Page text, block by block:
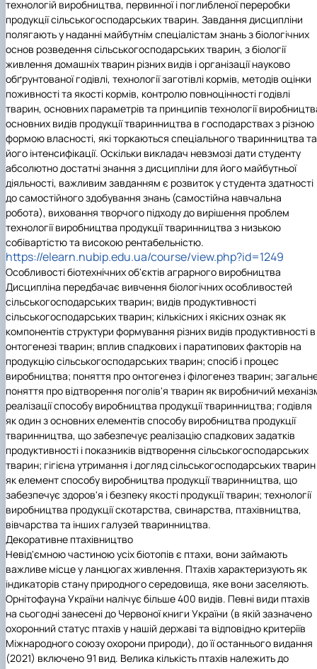
технологій виробництва, первинної і поглибленої переробки
продукції сільськогосподарських тварин. Завдання дисципліни
полягають у наданні майбутнім спеціалістам знань з біологічних
основ розведення сільськогосподарських тварин, з біології
живлення домашніх тварин різних видів і організації науково
обґрунтованої годівлі, технології заготівлі кормів, методів оцінки
поживності та якості кормів, контролю повноцінності годівлі
тварин, основних параметрів та принципів технології
основних видів продукції тваринництва в господарствах з різною
формою власності, які торкаються спеціального тваринництва та
його інтенсифікації. Оскільки викладач невзмозі дати студенту
абсолютно достатні знання з дисципліни для його майбутньої
діяльності, важливим завданням є розвиток у студента здатності
до самостійного здобування знань (самостійна навчальна
робота), виховання творчого підходу до вирішення проблем
технології виробництва продукції тваринництва з низькою
собівартістю та високою рентабельністю.
https://elearn.nubip.edu.ua/course/view.php?id=1249
Особливості біотехнічних об'єктів аграрного виробництва
Дисципліна передбачає вивчення біологічних особливостей
сільськогосподарських тварин; видів продуктивності
сільськогосподарських тварин; кількісних і якісних ознак як
компонентів структури формування різних видів продуктивності в
онтогенезі тварин; вплив спадкових і паратипових факторів на
продукцію сільськогосподарських тварин; спосіб і процес
виробництва; поняття про онтогенез і філогенез тварин;
поняття про відтворення поголів'я тварин як виробничий
реалізації способу виробництва продукції тваринництва; годівля
як один з основних елементів способу виробництва продукції
тваринництва, що забезпечує реалізацію спадкових задатків
продуктивності і показників відтворення сільськогосподарських
тварин; гігієна утримання і догляд сільськогосподарських тварин
як елемент способу виробництва продукції тваринництва, що
забезпечує здоров'я і безпеку якості продукції тварин; технології
виробництва продукції скотарства, свинарства, птахівництва,
вівчарства та інших галузей тваринництва.
Декоративне птахівництво
Невід'ємною частиною усіх біотопів є птахи, вони займають
важливе місце у ланцюгах живлення. Птахів характеризують як
індикаторів стану природного середовища, яке вони заселяють.
Орнітофауна України налічує більше 400 видів. Певні види птахів
на сьогодні занесені до Червоної книги України (в якій зазначено
охоронний статус птахів у нашій державі та відповідно критеріїв
Міжнародного союзу охорони природи), до її останнього видання
(2021) включено 91 вид. Велика кількість птахів належить до